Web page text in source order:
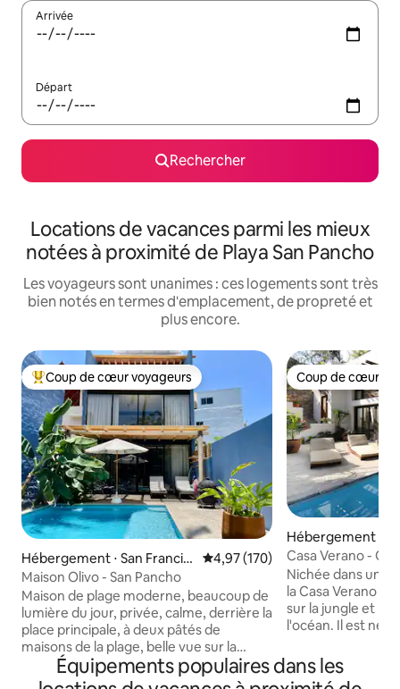
Arrivée
Départ
Rechercher
Locations de vacances parmi les mieux
notées à proximité de Playa San Pancho
Les voyageurs sont unanimes : ces logements sont très
bien notés en termes d'emplacement, de propreté et
plus encore.
Coups de cœur voyageurs les plus appréciés
Coup de cœur voyageurs
Hébergement ⋅ San Francis
co
Évaluation moyenne sur la
4,97 (170)
Maison Olivo - San Pancho
Maison de plage moderne, beaucoup de
lumière du jour, privée, calme, derrière la
place principale, à deux pâtés de
maisons de la plage, belle vue sur la
jungle et le coucher de soleil, piscine,
jardin, funky et confortable. Située à
Coup de cœur
Coup de cœur
Hébergement ⋅
Casa Verano -
sur le côté nord
Nichée dans une
la Casa Verano
sur la jungle et la
l'océan. Il est
2 chambres
chacune avec
Équipements populaires dans les